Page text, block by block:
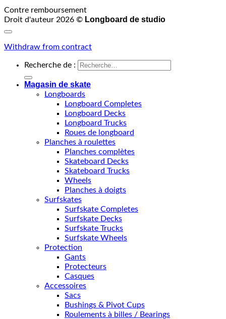
Contre remboursement
Droit d'auteur 2026 © Longboard de studio
Withdraw from contract
Recherche de :
Magasin de skate
Longboards
Longboard Completes
Longboard Decks
Longboard Trucks
Roues de longboard
Planches à roulettes
Planches complètes
Skateboard Decks
Skateboard Trucks
Wheels
Planches à doigts
Surfskates
Surfskate Completes
Surfskate Decks
Surfskate Trucks
Surfskate Wheels
Protection
Gants
Protecteurs
Casques
Accessoires
Sacs
Bushings & Pivot Cups
Roulements à billes / Bearings